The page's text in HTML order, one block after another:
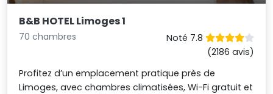
B&B HOTEL Limoges 1
70 chambres
Noté 7.8
(2186 avis)
Profitez d’un emplacement pratique près de
Limoges, avec chambres climatisées, Wi-Fi gratuit et